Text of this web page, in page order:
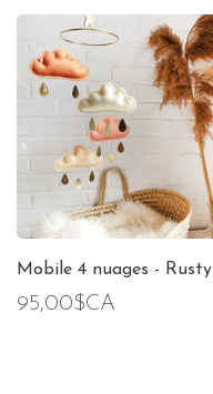
Mobile 4 nuages - Rusty
95,00$CA